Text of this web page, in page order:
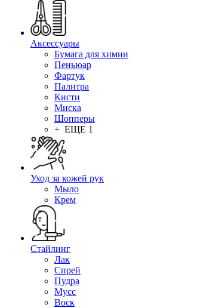
Аксессуары
Бумага для химии
Пеньюар
Фартук
Палитра
Кисти
Миска
Шопперы
+ ЕЩЕ 1
Уход за кожей рук
Мыло
Крем
Стайлинг
Лак
Спрей
Пудра
Мусс
Воск